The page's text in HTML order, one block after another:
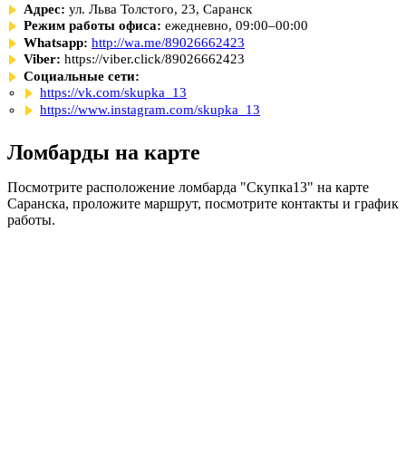
Адрес: ул. Льва Толстого, 23, Саранск
Режим работы офиса: ежедневно, 09:00–00:00
Whatsapp: http://wa.me/89026662423
Viber: https://viber.click/89026662423
Социальные сети:
https://vk.com/skupka_13
https://www.instagram.com/skupka_13
Ломбарды на карте
Посмотрите расположение ломбарда "Скупка13" на карте
Саранска, проложите маршрут, посмотрите контакты и график
работы.